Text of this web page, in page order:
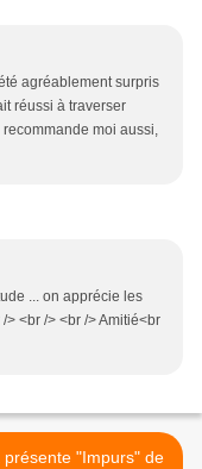
agréablement surpris
réussi à traverser
moi aussi,
... on apprécie les
<br /> <br /> Amitié<br
présente "Impurs" de